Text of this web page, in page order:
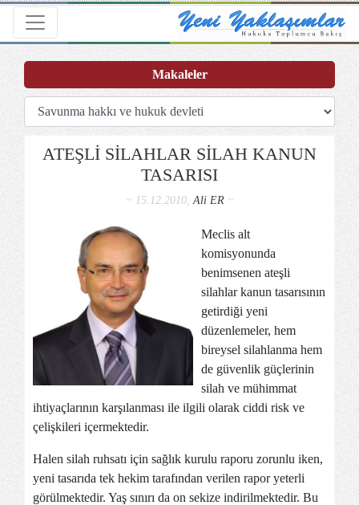
Toggle navigation
ATEŞLİ SİLAHLAR SİLAH KANUN
TASARISI
~ 15.12.2010,Ali ER~
Meclis alt
komisyonunda
benimsenen ateşli
silahlar kanun tasarısının
getirdiği yeni
düzenlemeler, hem
bireysel silahlanma hem
de güvenlik güçlerinin
silah ve mühimmat
ihtiyaçlarının karşılanması ile ilgili olarak ciddi risk ve
çelişkileri içermektedir.
Halen silah ruhsatı için sağlık kurulu raporu zorunlu iken,
yeni tasarıda tek hekim tarafından verilen rapor yeterli
görülmektedir. Yaş sınırı da on sekize indirilmektedir. Bu
Makaleler